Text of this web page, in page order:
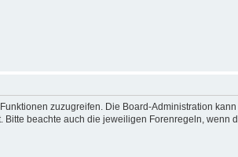
zuzugreifen. Die Board-Administration
beachte auch die jeweiligen Forenregeln, wenn